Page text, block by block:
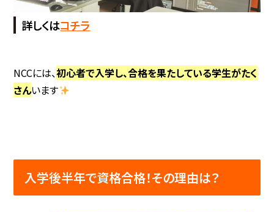
詳しくはコチラ
NCCには、初心者で入学し、合格を果たしている学生がたく
さんいます
入学後半年で資格合格！その理由は？